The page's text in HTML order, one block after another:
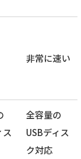
非常に速い
ス
全容量の
USBディス
ク対応